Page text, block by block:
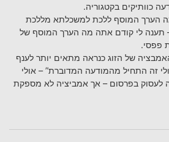
כוותיקים בקטגוריה.
הערך המוסף ללכת למשכלתא מללכת
תענה לי קודם אתה מה הערך המוסף של
פפסי.
של הזוג כנראה מתאים יותר לענף
זה התחיל מהמודעה המדוברת” – אולי
לעסוק בפרסום – אך אמביציה לא מספקת